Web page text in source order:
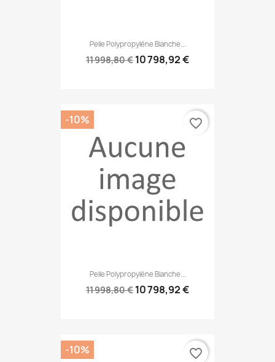
Pelle Polypropylène Blanche...
11 998,80 € 10 798,92 €
Pelle Polypropylène Blanche...
11 998,80 € 10 798,92 €
-10% favorite_border
-10% favorite_border